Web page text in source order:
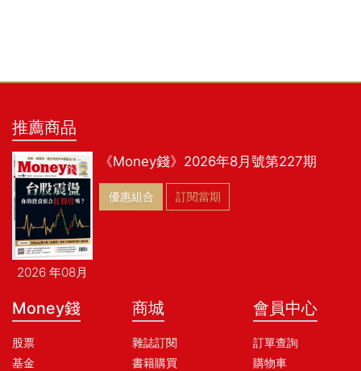
推薦商品
2026 年08月
《Money錢》2026年8月號第227期
優惠組合 訂閱當期
Money錢
股票
基金
商城
雜誌訂閱
書籍購買
會員中心
訂單查詢
購物車